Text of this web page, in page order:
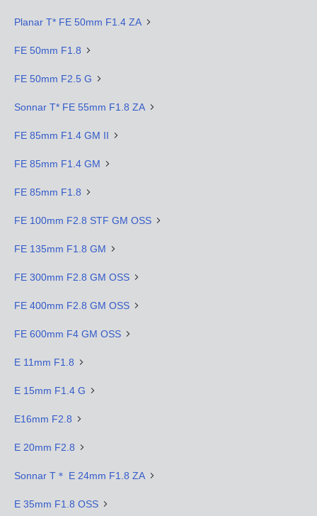
Planar T* FE 50mm F1.4 ZA
FE 50mm F1.8
FE 50mm F2.5 G
Sonnar T* FE 55mm F1.8 ZA
FE 85mm F1.4 GM II
FE 85mm F1.4 GM
FE 85mm F1.8
FE 100mm F2.8 STF GM OSS
FE 135mm F1.8 GM
FE 300mm F2.8 GM OSS
FE 400mm F2.8 GM OSS
FE 600mm F4 GM OSS
E 11mm F1.8
E 15mm F1.4 G
E16mm F2.8
E 20mm F2.8
Sonnar T＊ E 24mm F1.8 ZA
E 35mm F1.8 OSS